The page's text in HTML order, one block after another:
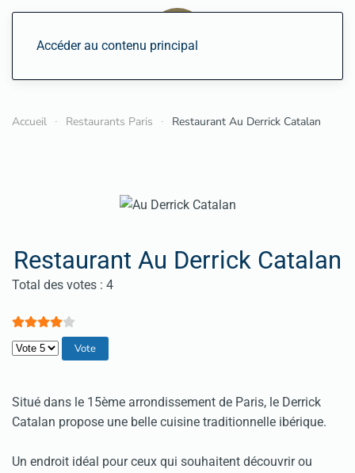
Accéder au contenu principal
Accueil Restaurants Paris Restaurant Au Derrick Catalan
Restaurant Au Derrick Catalan
Vote utilisateur:4/
Total des votes : 4
Veuillez voter
Situé dans le 15ème arrondissement de Paris, le Derrick
Catalan propose une belle cuisine traditionnelle ibérique.
Un endroit idéal pour ceux qui souhaitent découvrir ou